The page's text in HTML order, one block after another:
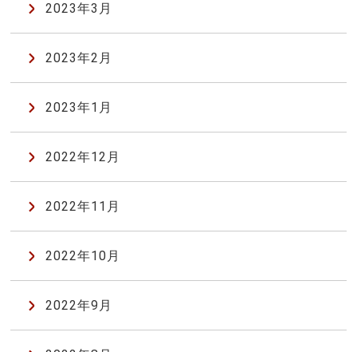
2023年3月
2023年2月
2023年1月
2022年12月
2022年11月
2022年10月
2022年9月